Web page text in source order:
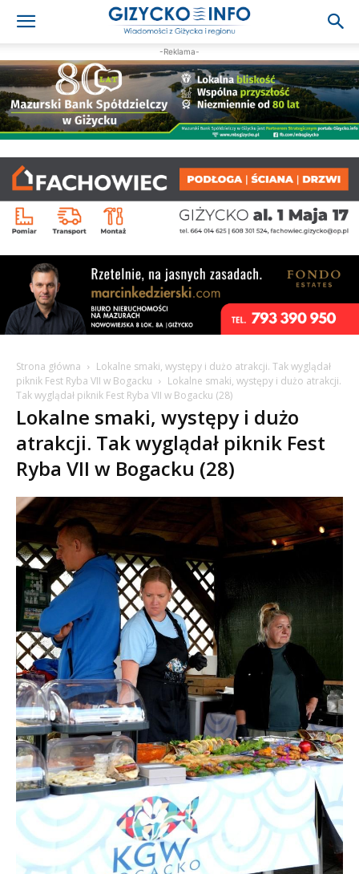
-Reklama-
Strona główna
Lokalne smaki, występy i dużo atrakcji. Tak wyglądał
piknik Fest Ryba VII w Bogacku
Lokalne smaki, występy i dużo atrakcji.
Tak wyglądał piknik Fest Ryba VII w Bogacku (28)
Lokalne smaki, występy i dużo
atrakcji. Tak wyglądał piknik Fest
Ryba VII w Bogacku (28)